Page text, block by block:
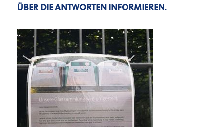
ÜBER DIE ANTWORTEN INFORMIEREN.